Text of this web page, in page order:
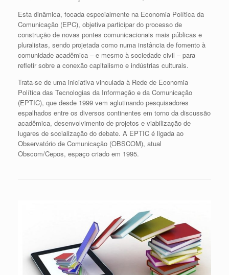
Esta dinâmica, focada especialmente na Economia Política da
Comunicação (EPC), objetiva participar do processo de
construção de novas pontes comunicacionais mais públicas e
pluralistas, sendo projetada como numa instância de fomento à
comunidade acadêmica – e mesmo à sociedade civil – para
refletir sobre a conexão capitalismo e indústrias culturais.
Trata-se de uma iniciativa vinculada à Rede de Economia
Política das Tecnologias da Informação e da Comunicação
(EPTIC), que desde 1999 vem aglutinando pesquisadores
espalhados entre os diversos continentes em torno da discussão
acadêmica, desenvolvimento de projetos e viabilização de
lugares de socialização do debate. A EPTIC é ligada ao
Observatório de Comunicação (OBSCOM), atual
Obscom/Cepos, espaço criado em 1995.